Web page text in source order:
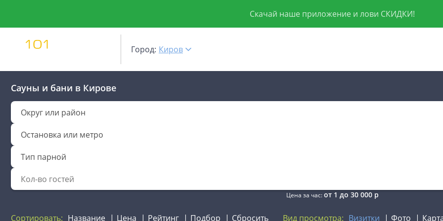
Скачай наше приложение и лови СКИДКИ!
Город: Киров
Сауны и бани в Кирове
Округ или район
Остановка или метро
Тип парной
Цена за час:от 1 до 30 000р
Сортировать: Название Цена Рейтинг Подбор Сбросить Вид просмотра: Визитки Фото